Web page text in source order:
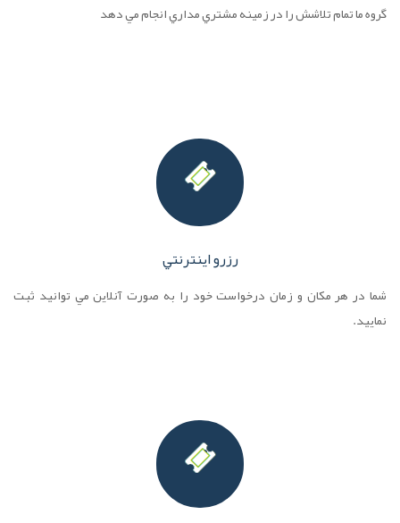
گروه ما تمام تلاشش را در زمينه مشتري مداري انجام مي دهد
رزرو اينترنتي
شما در هر مکان و زمان درخواست خود را به صورت آنلاين مي توانيد ثبت
نماييد.